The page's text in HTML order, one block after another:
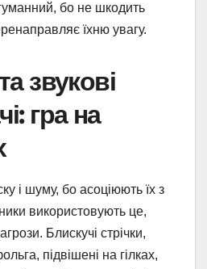
бо не шкодить
їхню увагу.
звукові
гра на
і шуму, бо асоціюють їх з
використовують це,
Блискучі стрічки,
підвішені на гілках,